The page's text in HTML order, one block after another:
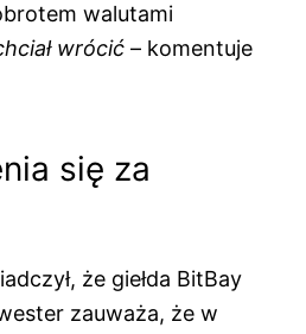
walutami
wrócić – komentuje
się za
że giełda BitBay
zauważa, że w